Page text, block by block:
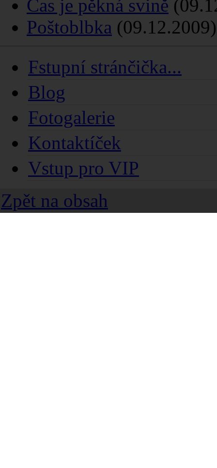
Čas je pěkná svině
Poštoblbka (09.12.2009)
Fstupní stránčička...
Blog
Fotogalerie
Kontaktíček
Vstup pro VIP
Zpět na obsah